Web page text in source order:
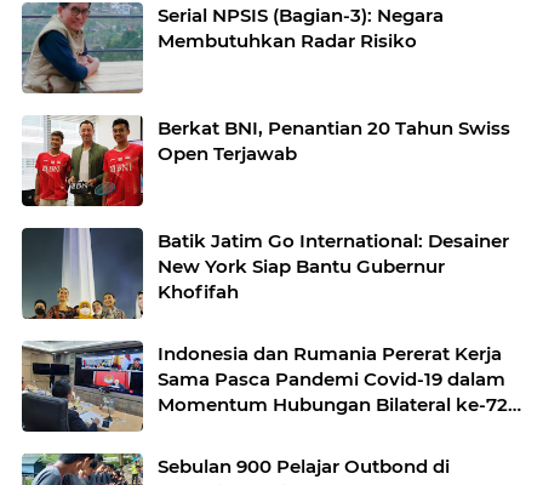
Serial NPSIS (Bagian-3): Negara
Membutuhkan Radar Risiko
Berkat BNI, Penantian 20 Tahun Swiss
Open Terjawab
Batik Jatim Go International: Desainer
New York Siap Bantu Gubernur
Khofifah
Indonesia dan Rumania Pererat Kerja
Sama Pasca Pandemi Covid-19 dalam
Momentum Hubungan Bilateral ke-72
Sebulan 900 Pelajar Outbond di